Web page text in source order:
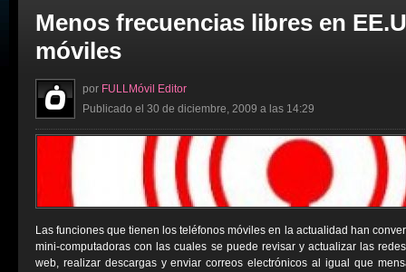
Menos frecuencias libres en
móviles
por FULLMóvil Editor
Publicado el 30 de diciembre, 2009 a las 14:29
Las funciones que tienen los teléfonos móviles en la actualidad han
mini-computadoras con las cuales se puede revisar y actualizar las
web, realizar descargas y enviar correos electrónicos al igual que